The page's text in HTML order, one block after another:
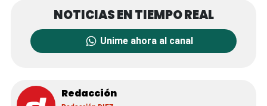
Unime ahora al canal
Redacción